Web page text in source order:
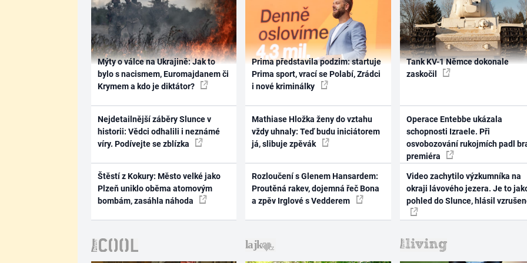
Mýty o válce na Ukrajině: Jak to
bylo s nacismem, Euromajdanem či
Krymem a kdo je diktátor?
Nejdetailnější záběry Slunce v
historii: Vědci odhalili i neznámé
víry. Podívejte se zblízka
Štěstí z Kokury: Město velké jako
Plzeň uniklo oběma atomovým
bombám, zasáhla náhoda
Prima představila podzim: startuje
Prima sport, vrací se Polabí, Zrádci
i nové kriminálky
Mathiase Hložka ženy do vztahu
vždy uhnaly: Teď budu iniciátorem
já, slibuje zpěvák
Rozloučení s Glenem Hansardem:
Proutěná rakev, dojemná řeč Bona
a zpěv Irglové s Vedderem
Tank KV-1 Němce dokonale
zaskočil
Operace Entebbe ukázala
schopnosti Izraele. Při
osvobozování rukojmích padl
premiéra
Video zachytilo výzkumníka na
okraji lávového jezera. Je to
pohled do Slunce, hlásil